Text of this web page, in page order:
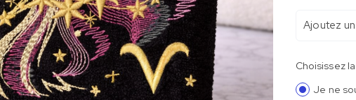
Choisissez
Je ne